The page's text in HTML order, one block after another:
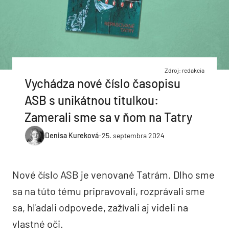
Zdroj: redakcia
Vychádza nové číslo časopisu
ASB s unikátnou titulkou:
Zamerali sme sa v ňom na Tatry
Denisa Kureková-25. septembra 2024
Nové číslo ASB je venované Tatrám. Dlho sme
sa na túto tému pripravovali, rozprávali sme
sa, hľadali odpovede, zažívali aj videli na
vlastné oči.